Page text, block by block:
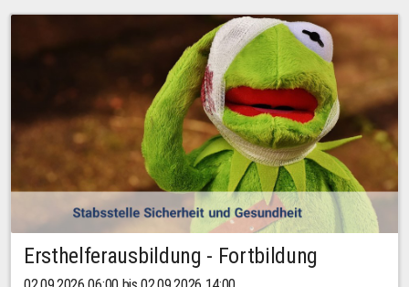
Ersthelferausbildung - Fortbildung